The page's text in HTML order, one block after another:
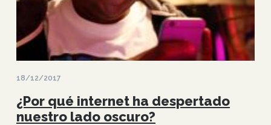
18/12/2017
¿Por qué internet ha despertado
nuestro lado oscuro?